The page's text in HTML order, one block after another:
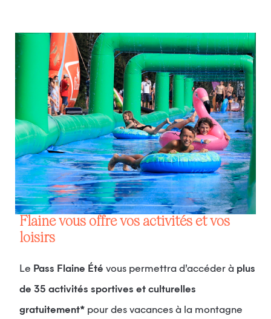
Flaine vous offre vos activités et vos
loisirs
Le Pass Flaine Été vous permettra d’accéder à plus
de 35 activités sportives et culturelles
gratuitement* pour des vacances à la montagne